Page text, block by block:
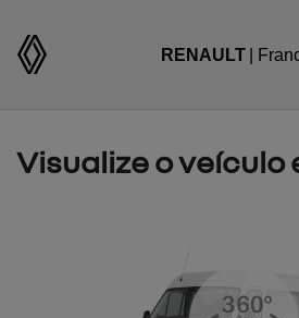
RENAULT |
Visualize o veículo